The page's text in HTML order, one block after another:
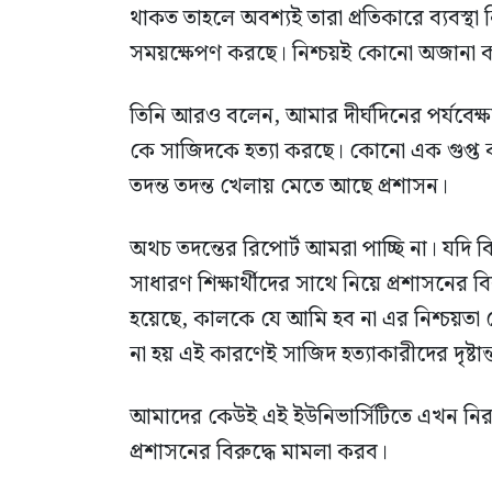
থাকত তাহলে অবশ্যই তারা প্রতিকারে
সময়ক্ষেপণ করছে। নিশ্চয়ই কোনো অজানা
তিনি আরও বলেন, আমার দীর্ঘদিনের
কে সাজিদকে হত্যা করছে। কোনো এক গুপ্ত
তদন্ত তদন্ত খেলায় মেতে আছে প্রশাসন।
অথচ তদন্তের রিপোর্ট আমরা পাচ্ছি না। যদি
সাধারণ শিক্ষার্থীদের সাথে নিয়ে
হয়েছে, কালকে যে আমি হব না এর
না হয় এই কারণেই সাজিদ হত্যাকারীদের
আমাদের কেউই এই ইউনিভার্সিটিতে এখন
প্রশাসনের বিরুদ্ধে মামলা করব।